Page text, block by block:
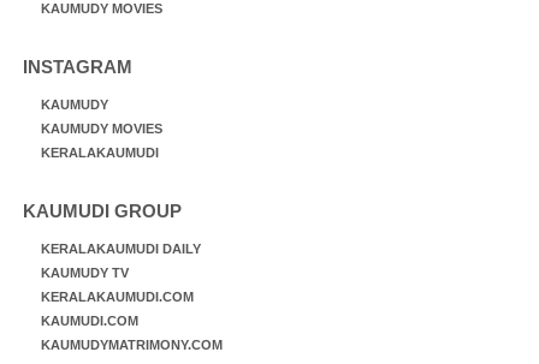
KAUMUDY MOVIES
INSTAGRAM
KAUMUDY
KAUMUDY MOVIES
KERALAKAUMUDI
KAUMUDI GROUP
KERALAKAUMUDI DAILY
KAUMUDY TV
KERALAKAUMUDI.COM
KAUMUDI.COM
KAUMUDYMATRIMONY.COM